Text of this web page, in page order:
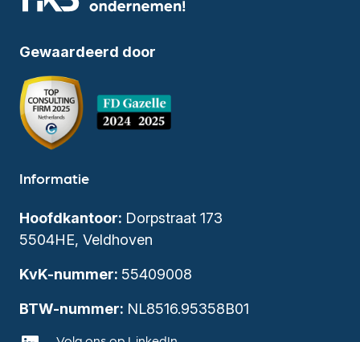
Gewaardeerd door
Informatie
Hoofdkantoor: Dorpstraat 173
5504HE, Veldhoven
KvK-nummer: 55409008
BTW-nummer: NL8516.95358B01